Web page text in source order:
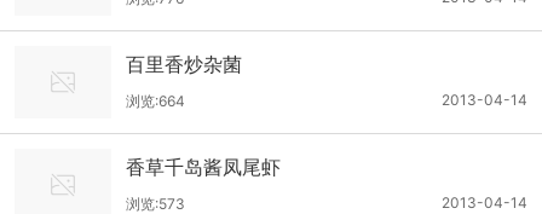
百里香炒杂菌
2013-04-14
浏览:664
香草千岛酱凤尾虾
2013-04-14
浏览:573